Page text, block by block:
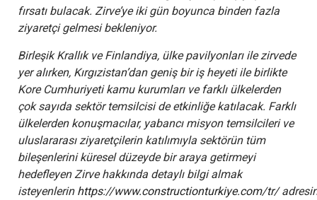
fırsatı bulacak. Zirve’ye iki gün boyunca binden fazla
ziyaretçi gelmesi bekleniyor.
Birleşik Krallık ve Finlandiya, ülke pavilyonları ile zirvede
yer alırken, Kırgızistan’dan geniş bir iş heyeti ile birlikte
Kore Cumhuriyeti kamu kurumları ve farklı ülkelerden
çok sayıda sektör temsilcisi de etkinliğe katılacak. Farklı
ülkelerden konuşmacılar, yabancı misyon temsilcileri ve
uluslararası ziyaretçilerin katılımıyla sektörün tüm
bileşenlerini küresel düzeyde bir araya getirmeyi
hedefleyen Zirve hakkında detaylı bilgi almak
isteyenlerin https://www.constructionturkiye.com/tr/